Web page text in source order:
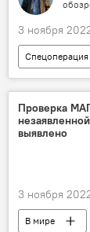
3 ноября
оружие
Проверка
выявлено
3 ноября
В мире